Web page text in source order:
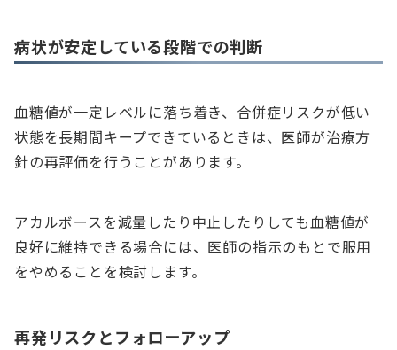
病状が安定している段階での判断
血糖値が一定レベルに落ち着き、合併症リスクが低い
状態を長期間キープできているときは、医師が治療方
針の再評価を行うことがあります。
アカルボースを減量したり中止したりしても血糖値が
良好に維持できる場合には、医師の指示のもとで服用
をやめることを検討します。
再発リスクとフォローアップ